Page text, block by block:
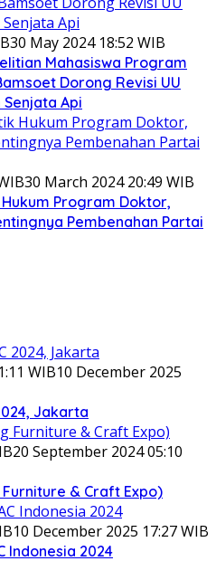
30 May 2024 18:52 WIB
Mahasiswa Program
Dorong Revisi UU
Api
30 March 2024 20:49 WIB
Program Doktor,
Pembenahan Partai
WIB10 December 2025
Jakarta
20 September 2024 05:10
Furniture & Craft Expo)
10 December 2025 17:27 WIB
Indonesia 2024